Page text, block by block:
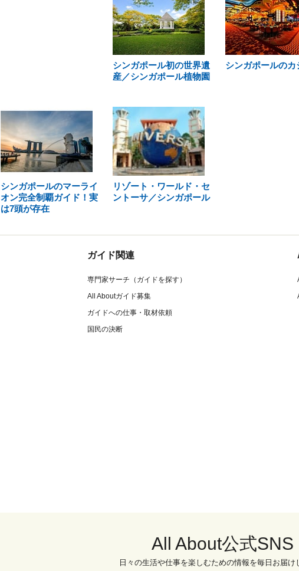
シンガポール初の世界遺
産／シンガポール植物園
シンガポールのカ
シンガポールのマーライ
オン完全制覇ガイド！実
は7頭が存在
リゾート・ワールド・セ
ントーサ／シンガポール
ガイド関連
専門家サーチ（ガイドを探す）
All Aboutガイド募集
ガイドへの仕事・取材依頼
国民の決断
All About公式SNS
日々の生活や仕事を楽しむための情報を毎日お届け